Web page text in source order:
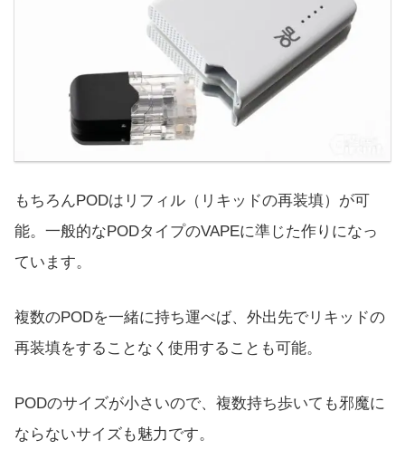
もちろんPODはリフィル（リキッドの再装填）が可
能。一般的なPODタイプのVAPEに準じた作りになっ
ています。
複数のPODを一緒に持ち運べば、外出先でリキッドの
再装填をすることなく使用することも可能。
PODのサイズが小さいので、複数持ち歩いても邪魔に
ならないサイズも魅力です。